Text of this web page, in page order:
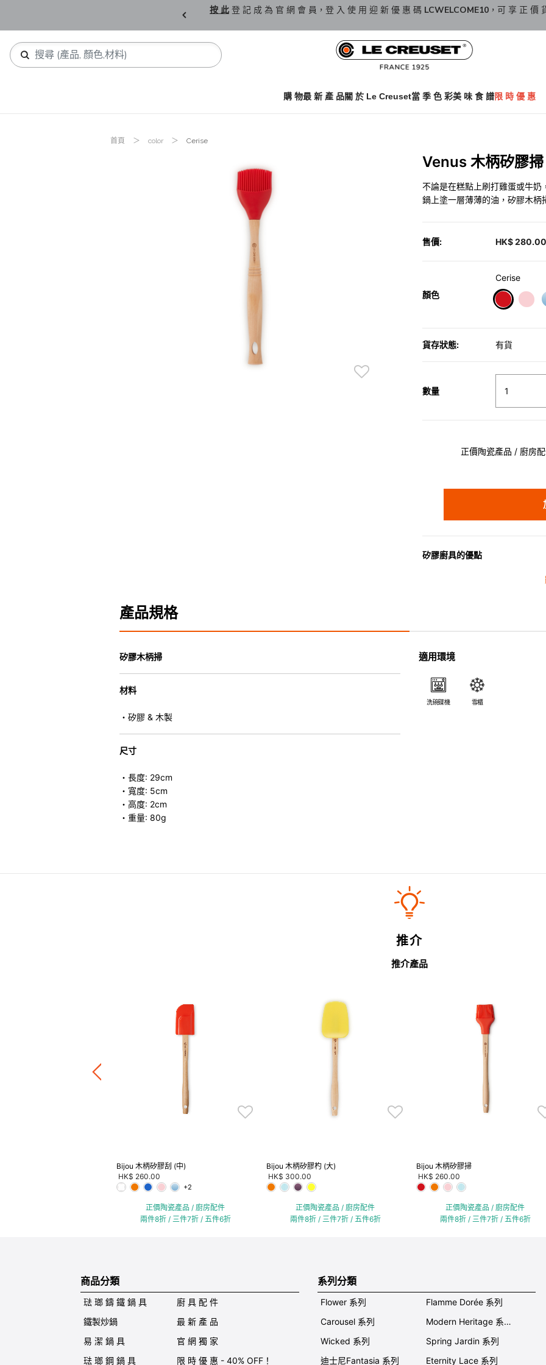
按 此 登 記 成 為 官 網 會 員，登 入 使 用 迎 新 優 惠 碼 LCWELCOME10 ，可 享 正 價
購 物最 新 產 品關 於 Le Creuset當 季 色 彩美 味 食 譜限 時 優 惠
首頁 color Cerise
Venus 木柄矽膠
不論是在糕點上刷打雞蛋或牛
鍋上塗一層薄薄的油，矽膠木柄
售價: HK$ 280.00
顏色
Cerise
貨存狀態: 有貨
數量
正價陶瓷產品 / 廚房
矽膠廚具的優點
• 耐熱高達250℃，耐冷低至-
• 除矽膠鍋鏟的把手( 木製) 外，
機。
產品規格
矽膠木柄掃
材料
・矽膠 & 木製
尺寸
・長度: 29cm
・寬度: 5cm
・高度: 2cm
・重量: 80g
適用環境
洗碗碟機 雪櫃
推介
推介產品
Bijou 木柄矽膠刮 (中)
HK$ 260.00
+2
正價陶瓷產品 / 廚房配件
兩件8折 / 三件7折 / 五件6折
Bijou 木柄矽膠杓 (大)
HK$ 300.00
正價陶瓷產品 / 廚房配件
兩件8折 / 三件7折 / 五件6折
Bijou 木柄矽膠掃
HK$ 260.00
正價陶瓷產品 / 廚房配件
兩件8折 / 三件7折 / 五件6折
商品分類
琺 瑯 鑄 鐵 鍋 具
鐵製炒鍋
易 潔 鍋 具
琺 瑯 鋼 鍋 具
廚 具 配 件
最 新 產 品
官 網 獨 家
限 時 優 惠 - 40% OFF！
系列分類
Flower 系列
Carousel 系列
Wicked 系列
迪士尼Fantasia 系列
Flamme Dorée 系列
Modern Heritage 系列
Spring Jardin 系列
Eternity Lace 系列